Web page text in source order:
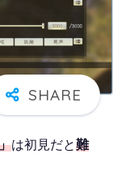
は初見だと難